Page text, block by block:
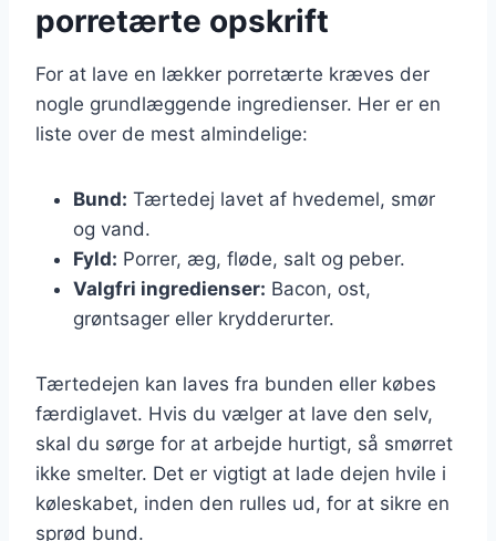
porretærte opskrift
For at lave en lækker porretærte kræves der
nogle grundlæggende ingredienser. Her er en
liste over de mest almindelige:
Bund: Tærtedej lavet af hvedemel, smør
og vand.
Fyld: Porrer, æg, fløde, salt og peber.
Valgfri ingredienser: Bacon, ost,
grøntsager eller krydderurter.
Tærtedejen kan laves fra bunden eller købes
færdiglavet. Hvis du vælger at lave den selv,
skal du sørge for at arbejde hurtigt, så smørret
ikke smelter. Det er vigtigt at lade dejen hvile i
køleskabet, inden den rulles ud, for at sikre en
sprød bund.